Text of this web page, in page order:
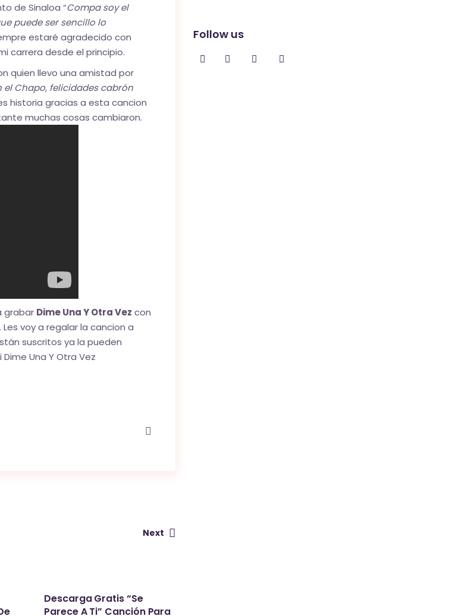
de Sinaloa “Compa soy el
puede ser sencillo lo
estaré agradecido con
carrera desde el principio.
quien llevo una amistad por
el Chapo, felicidades cabrón
historia gracias a esta cancion
muchas cosas cambiaron.
grabar Dime Una Y Otra Vez con
voy a regalar la cancion a
suscritos ya la pueden
Dime Una Y Otra Vez
Next
Descarga Gratis “Se
Parece A Ti” Canción Para
Follow us